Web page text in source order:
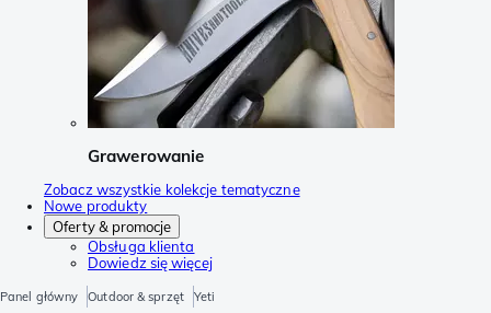
Grawerowanie
Zobacz wszystkie kolekcje tematyczne
Nowe produkty
Oferty & promocje
Obsługa klienta
Dowiedz się więcej
Panel główny Outdoor & sprzęt Yeti